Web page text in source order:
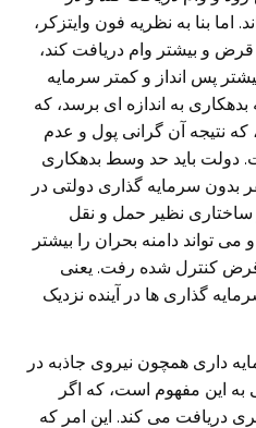
اما بنا به نظریه فون وایتزکر،
قرض و بیشتر وام دریافت کند،
پس انداز و کمتر سرمایه
به اندازه ای برسد، که
که نتیجه آن گرانی پول و عدم
دولت باید حد وسط بدهکاری
بدون سرمایه گذاری دولتی در
نظیر حمل و نقل
دامنه بحران را بیشتر
قرض کنترل شده رفت. یعنی‌
گذاری ها در آینده نزدیک
داری همچون نیروی جاذبه در
این مفهوم است، که اگر
دریافت می‌ کند. این امر که